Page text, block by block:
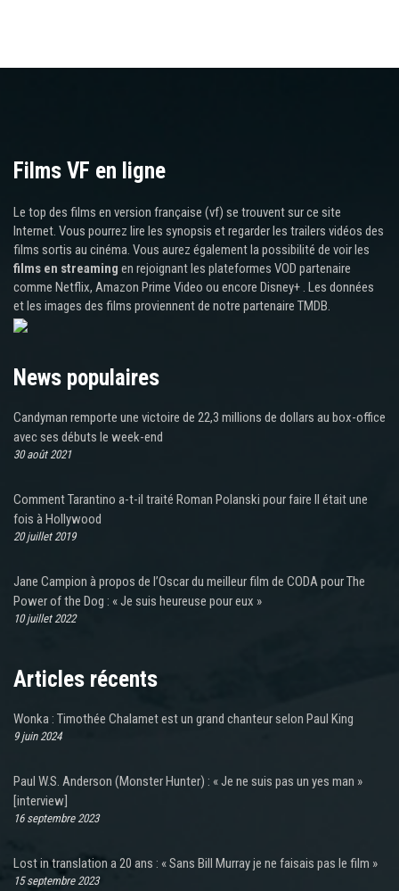
Films VF en ligne
Le top des films en version française (vf) se trouvent sur ce site
Internet. Vous pourrez lire les synopsis et regarder les trailers vidéos des
films sortis au cinéma. Vous aurez également la possibilité de voir les
films en streaming en rejoignant les plateformes VOD partenaire
comme Netflix, Amazon Prime Video ou encore Disney+ . Les données
et les images des films proviennent de notre partenaire TMDB.
News populaires
Candyman remporte une victoire de 22,3 millions de dollars au box-office
avec ses débuts le week-end
30 août 2021
Comment Tarantino a-t-il traité Roman Polanski pour faire Il était une
fois à Hollywood
20 juillet 2019
Jane Campion à propos de l’Oscar du meilleur film de CODA pour The
Power of the Dog : « Je suis heureuse pour eux »
10 juillet 2022
Articles récents
Wonka : Timothée Chalamet est un grand chanteur selon Paul King
9 juin 2024
Paul W.S. Anderson (Monster Hunter) : « Je ne suis pas un yes man »
[interview]
16 septembre 2023
Lost in translation a 20 ans : « Sans Bill Murray je ne faisais pas le film »
15 septembre 2023